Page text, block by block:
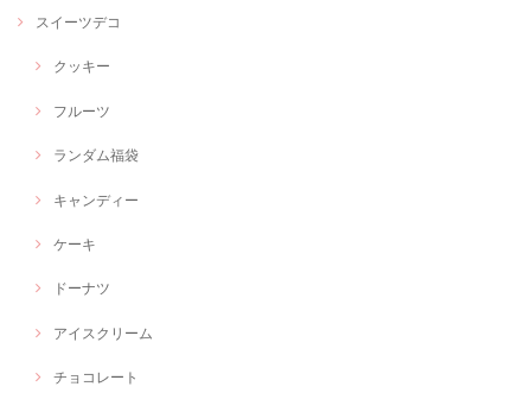
スイーツデコ
クッキー
フルーツ
ランダム福袋
キャンディー
ケーキ
ドーナツ
アイスクリーム
チョコレート